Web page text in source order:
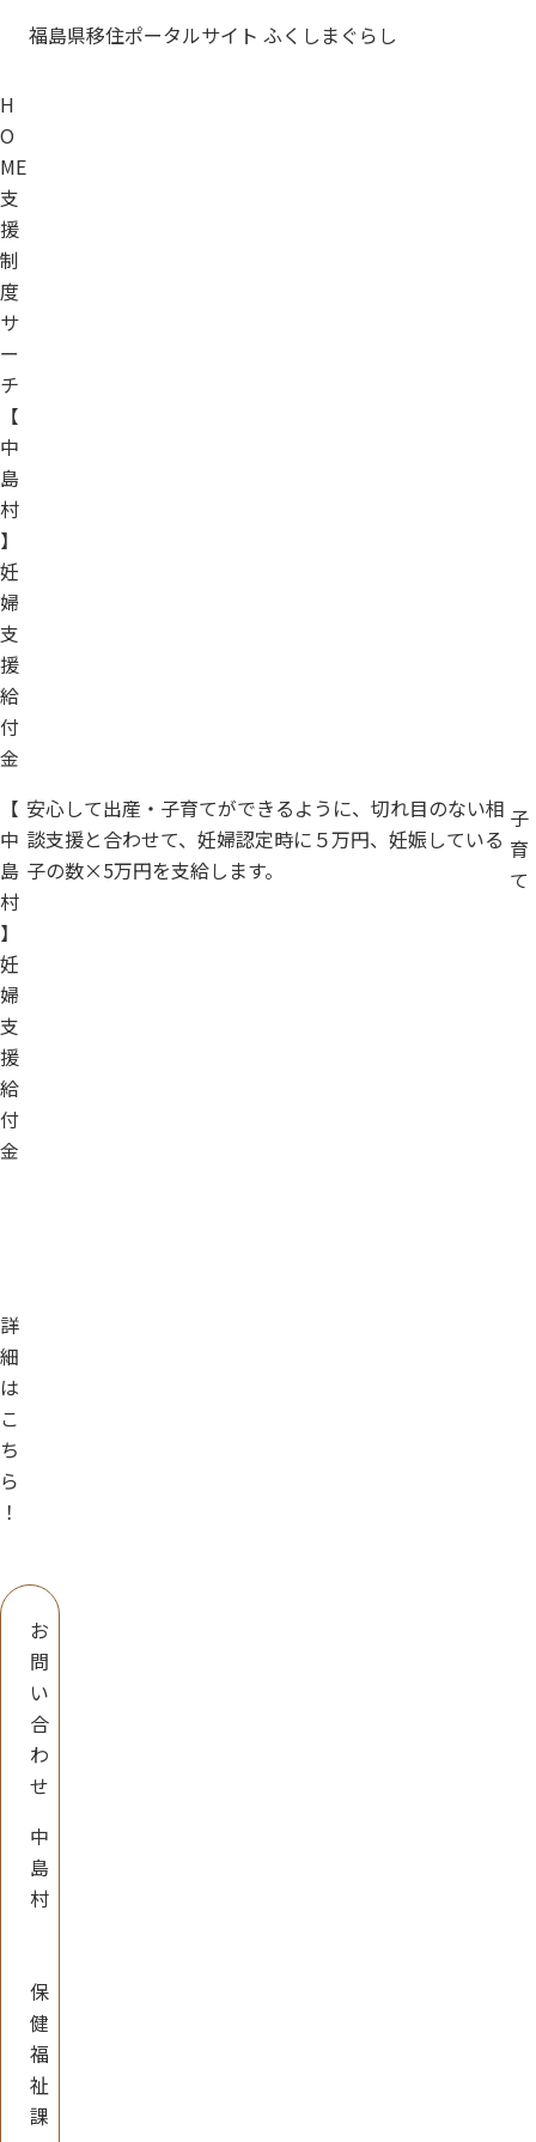
福島県移住ポータルサイト ふくしまぐらし
H
O
ME
支
援
制
度
サ
ー
チ
【
中
島
村
】
妊
婦
支
援
給
付
金
【
中
島
村
】
妊
婦
支
援
給
付
金
安心して出産・子育てができるように、切れ目のない相
談支援と合わせて、妊婦認定時に５万円、妊娠している
子の数×5万円を支給します。
子
育
て
詳
細
は
こ
ち
ら
！
お
問
い
合
わ
せ
中
島
村
保
健
福
祉
課